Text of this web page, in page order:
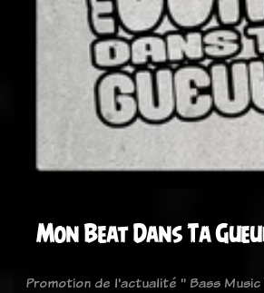
Mon Beat Dans Ta
Promotion de l'actualité " Bass Music